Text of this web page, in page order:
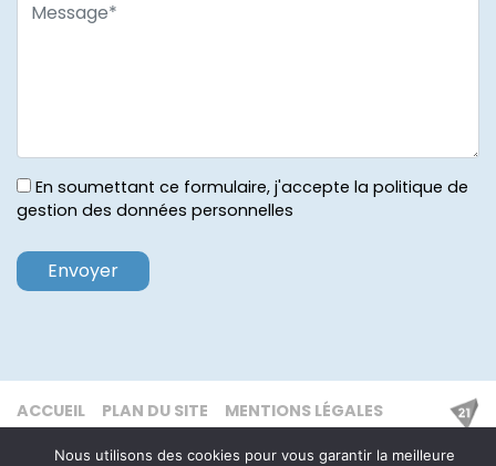
En soumettant ce formulaire, j'accepte la politique de
gestion des données personnelles
ACCUEIL PLAN DU SITE MENTIONS LÉGALES
Nous utilisons des cookies pour vous garantir la meilleure